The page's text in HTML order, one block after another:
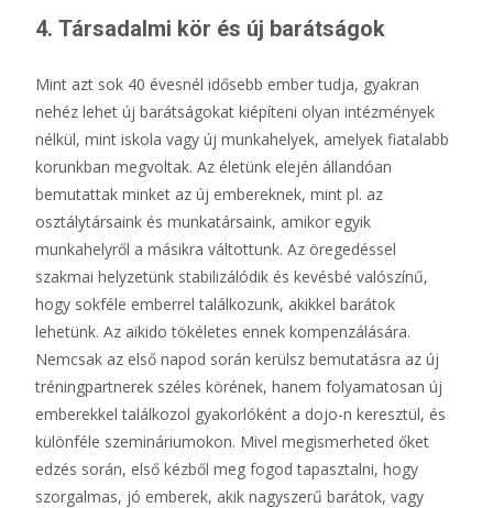
4. Társadalmi kör és új barátságok
Mint azt sok 40 évesnél idősebb ember tudja, gyakran
nehéz lehet új barátságokat kiépíteni olyan intézmények
nélkül, mint iskola vagy új munkahelyek, amelyek fiatalabb
korunkban megvoltak. Az életünk elején állandóan
bemutattak minket az új embereknek, mint pl. az
osztálytársaink és munkatársaink, amikor egyik
munkahelyről a másikra váltottunk. Az öregedéssel
szakmai helyzetünk stabilizálódik és kevésbé valószínű,
hogy sokféle emberrel találkozunk, akikkel barátok
lehetünk. Az aikido tökéletes ennek kompenzálására.
Nemcsak az első napod során kerülsz bemutatásra az új
tréningpartnerek széles körének, hanem folyamatosan új
emberekkel találkozol gyakorlóként a dojo-n keresztül, és
különféle szemináriumokon. Mivel megismerheted őket
edzés során, első kézből meg fogod tapasztalni, hogy
szorgalmas, jó emberek, akik nagyszerű barátok, vagy